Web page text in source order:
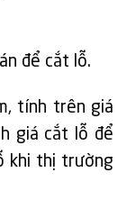
để cắt lỗ.
tính trên giá
giá cắt lỗ để
khi thị trường